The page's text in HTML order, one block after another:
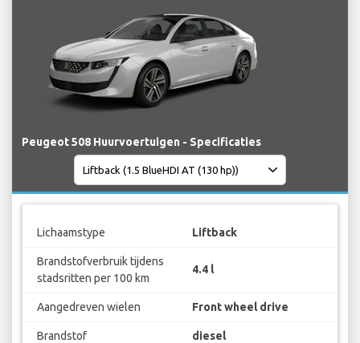
Peugeot 508 Huurvoertuigen - Specificaties
Lichaamstype Liftback
Brandstofverbruik tijdens
stadsritten per 100 km
4.4 l
Aangedreven wielen Front wheel drive
Brandstof diesel